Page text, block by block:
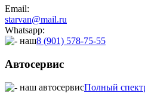
Email:
starvan@mail.ru
Whatsapp:
8 (901) 578-75-55
Автосервис
Полный